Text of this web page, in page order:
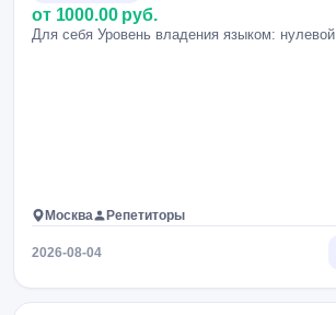
от 1000.00 руб.
Для себя Уровень владения языком: нулевой
Москва Репетиторы
2026-08-04